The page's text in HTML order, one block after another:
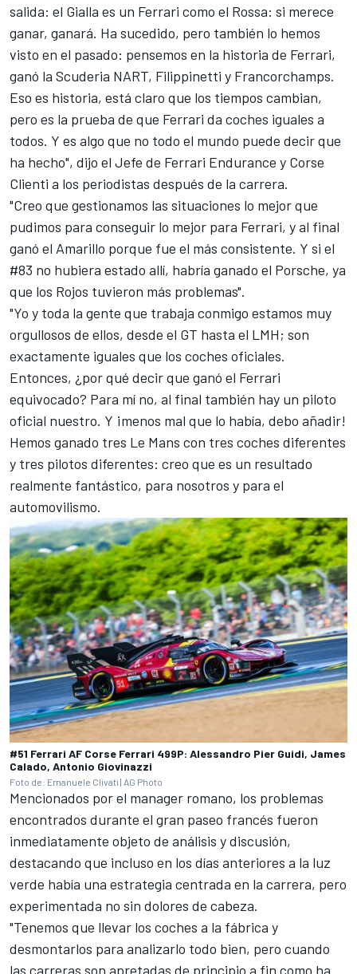
salida: el Gialla es un Ferrari como el Rossa: si merece
ganar, ganará. Ha sucedido, pero también lo hemos
visto en el pasado: pensemos en la historia de Ferrari,
ganó la Scuderia NART, Filippinetti y Francorchamps.
Eso es historia, está claro que los tiempos cambian,
pero es la prueba de que Ferrari da coches iguales a
todos. Y es algo que no todo el mundo puede decir que
ha hecho", dijo el Jefe de Ferrari Endurance y Corse
Clienti a los periodistas después de la carrera.
"Creo que gestionamos las situaciones lo mejor que
pudimos para conseguir lo mejor para Ferrari, y al final
ganó el Amarillo porque fue el más consistente. Y si el
#83 no hubiera estado allí, habría ganado el Porsche, ya
que los Rojos tuvieron más problemas".
"Yo y toda la gente que trabaja conmigo estamos muy
orgullosos de ellos, desde el GT hasta el LMH; son
exactamente iguales que los coches oficiales.
Entonces, ¿por qué decir que ganó el Ferrari
equivocado? Para mí no, al final también hay un piloto
oficial nuestro. Y ¡menos mal que lo había, debo añadir!
Hemos ganado tres Le Mans con tres coches diferentes
y tres pilotos diferentes: creo que es un resultado
realmente fantástico, para nosotros y para el
automovilismo.
#51 Ferrari AF Corse Ferrari 499P: Alessandro Pier Guidi, James
Calado, Antonio Giovinazzi
Foto de: Emanuele Clivati | AG Photo
Mencionados por el manager romano, los problemas
encontrados durante el gran paseo francés fueron
inmediatamente objeto de análisis y discusión,
destacando que incluso en los días anteriores a la luz
verde había una estrategia centrada en la carrera, pero
experimentada no sin dolores de cabeza.
"Tenemos que llevar los coches a la fábrica y
desmontarlos para analizarlo todo bien, pero cuando
las carreras son apretadas de principio a fin como ha